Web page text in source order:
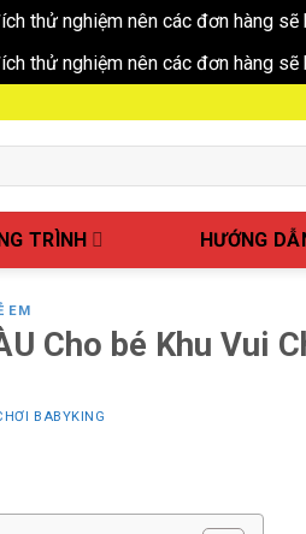
thử nghiệm nên các đơn hàng sẽ
thử nghiệm nên các đơn hàng sẽ
TRÌNH HƯỚNG
EM
Cho bé Khu Vui
BABYKING